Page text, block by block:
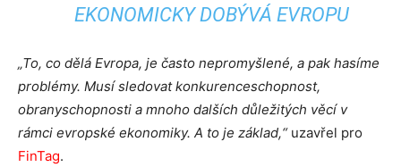
EKONOMICKY DOBÝVÁ EVROPU
„To, co dělá Evropa, je často nepromyšlené, a pak hasíme
problémy. Musí sledovat konkurenceschopnost,
obranyschopnosti a mnoho dalších důležitých věcí v
rámci evropské ekonomiky. A to je základ,“uzavřel pro
FinTag.